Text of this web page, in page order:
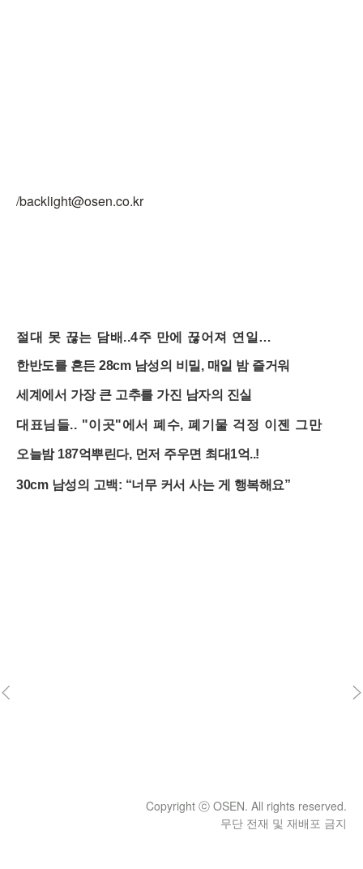
/backlight@osen.co.kr
Copyright ⓒ OSEN. All rights reserved.
무단 전재 및 재배포 금지